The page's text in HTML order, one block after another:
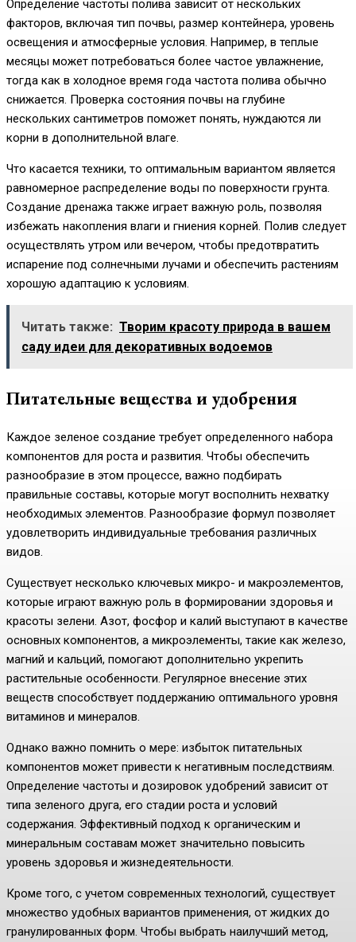
Определение частоты полива зависит от нескольких
факторов, включая тип почвы, размер контейнера, уровень
освещения и атмосферные условия. Например, в теплые
месяцы может потребоваться более частое увлажнение,
тогда как в холодное время года частота полива обычно
снижается. Проверка состояния почвы на глубине
нескольких сантиметров поможет понять, нуждаются ли
корни в дополнительной влаге.
Что касается техники, то оптимальным вариантом является
равномерное распределение воды по поверхности грунта.
Создание дренажа также играет важную роль, позволяя
избежать накопления влаги и гниения корней. Полив следует
осуществлять утром или вечером, чтобы предотвратить
испарение под солнечными лучами и обеспечить растениям
хорошую адаптацию к условиям.
Читать также: Творим красоту природа в вашем
саду идеи для декоративных водоемов
Питательные вещества и удобрения
Каждое зеленое создание требует определенного набора
компонентов для роста и развития. Чтобы обеспечить
разнообразие в этом процессе, важно подбирать
правильные составы, которые могут восполнить нехватку
необходимых элементов. Разнообразие формул позволяет
удовлетворить индивидуальные требования различных
видов.
Существует несколько ключевых микро- и макроэлементов,
которые играют важную роль в формировании здоровья и
красоты зелени. Азот, фосфор и калий выступают в качестве
основных компонентов, а микроэлементы, такие как железо,
магний и кальций, помогают дополнительно укрепить
растительные особенности. Регулярное внесение этих
веществ способствует поддержанию оптимального уровня
витаминов и минералов.
Однако важно помнить о мере: избыток питательных
компонентов может привести к негативным последствиям.
Определение частоты и дозировок удобрений зависит от
типа зеленого друга, его стадии роста и условий
содержания. Эффективный подход к органическим и
минеральным составам может значительно повысить
уровень здоровья и жизнедеятельности.
Кроме того, с учетом современных технологий, существует
множество удобных вариантов применения, от жидких до
гранулированных форм. Чтобы выбрать наилучший метод,